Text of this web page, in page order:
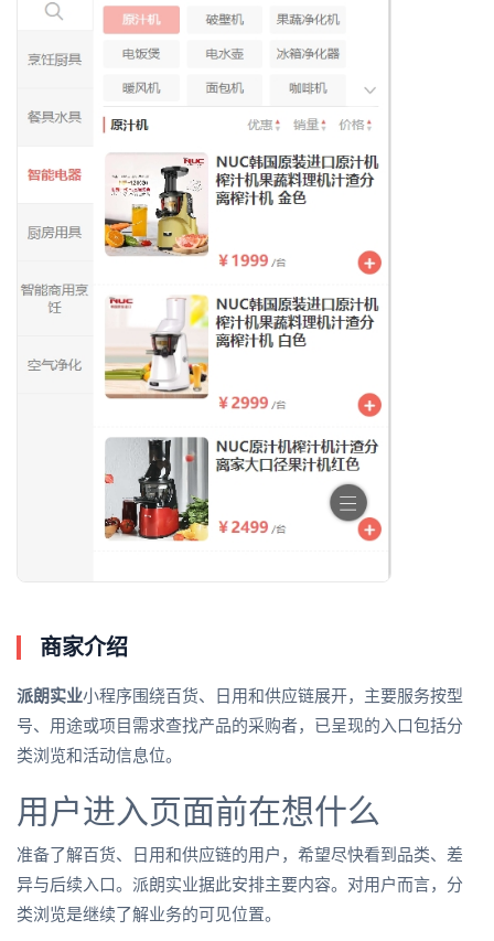
商家介绍
派朗实业小程序围绕百货、日用和供应链展开，主要服务按型
号、用途或项目需求查找产品的采购者，已呈现的入口包括分
类浏览和活动信息位。
用户进入页面前在想什么
准备了解百货、日用和供应链的用户，希望尽快看到品类、差
异与后续入口。派朗实业据此安排主要内容。对用户而言，分
类浏览是继续了解业务的可见位置。